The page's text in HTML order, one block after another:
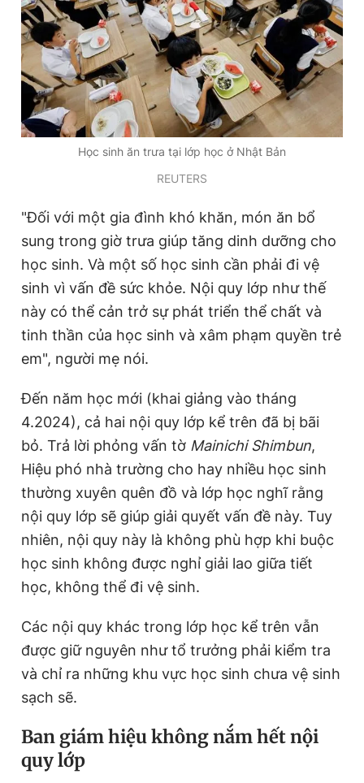
Học sinh ăn trưa tại lớp học ở Nhật Bản
REUTERS
"Đối với một gia đình khó khăn, món ăn bổ
sung trong giờ trưa giúp tăng dinh dưỡng cho
học sinh. Và một số học sinh cần phải đi vệ
sinh vì vấn đề sức khỏe. Nội quy lớp như thế
này có thể cản trở sự phát triển thể chất và
tinh thần của học sinh và xâm phạm quyền trẻ
em", người mẹ nói.
Đến năm học mới (khai giảng vào tháng
4.2024), cả hai nội quy lớp kể trên đã bị bãi
bỏ. Trả lời phỏng vấn tờ Mainichi Shimbun,
Hiệu phó nhà trường cho hay nhiều học sinh
thường xuyên quên đồ và lớp học nghĩ rằng
nội quy lớp sẽ giúp giải quyết vấn đề này. Tuy
nhiên, nội quy này là không phù hợp khi buộc
học sinh không được nghỉ giải lao giữa tiết
học, không thể đi vệ sinh.
Các nội quy khác trong lớp học kể trên vẫn
được giữ nguyên như tổ trưởng phải kiểm tra
và chỉ ra những khu vực học sinh chưa vệ sinh
sạch sẽ.
Ban giám hiệu không nắm hết nội
quy lớp